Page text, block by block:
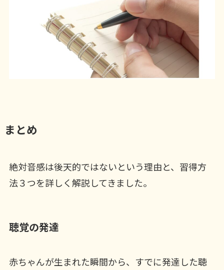
まとめ
絶対音感は後天的ではないという理由と、習得方
法３つを詳しく解説してきました。
聴覚の発達
赤ちゃんが生まれた瞬間から、すでに発達した聴